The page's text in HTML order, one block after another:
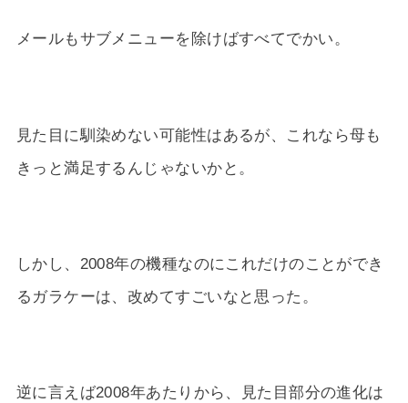
メールもサブメニューを除けばすべてでかい。
見た目に馴染めない可能性はあるが、これなら母も
きっと満足するんじゃないかと。
しかし、2008年の機種なのにこれだけのことができ
るガラケーは、改めてすごいなと思った。
逆に言えば2008年あたりから、見た目部分の進化は